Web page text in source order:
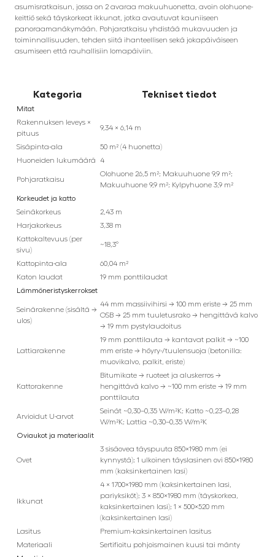
asumisratkaisun, jossa on 2 avaraa makuuhuonetta, avoin olohuone-
keittiö sekä täyskorkeat ikkunat, jotka avautuvat kauniiseen
panoraamanäkymään. Pohjaratkaisu yhdistää mukavuuden ja
toiminnallisuuden, tehden siitä ihanteellisen sekä jokapäiväiseen
asumiseen että rauhallisiin lomapäiviin.
Kategoria Tekniset tiedot
Mitat
Rakennuksen leveys ×
pituus
9,34 × 6,14 m
Sisäpinta-ala
50 m² (4 huonetta)
Huoneiden lukumäärä
4
Pohjaratkaisu
Olohuone 26,5 m²; Makuuhuone 9,9 m²;
Makuuhuone 9,9 m²; Kylpyhuone 3,9 m²
Korkeudet ja katto
Seinäkorkeus
2,43 m
Harjakorkeus
3,38 m
Kattokaltevuus (per
sivu)
~18,3°
Kattopinta-ala
60,04 m²
Katon laudat
19 mm ponttilaudat
Lämmöneristyskerrokset
Seinärakenne (sisältä →
ulos)
44 mm massiivihirsi → 100 mm eriste → 25 mm
OSB → 25 mm tuuletusrako → hengittävä kalvo
→ 19 mm pystylaudoitus
Lattiarakenne
19 mm ponttilauta → kantavat palkit → ~100
mm eriste → höyry-/tuulensuoja (betonilla:
muovikalvo, palkit, eriste)
Kattorakenne
Bitumikate → ruoteet ja aluskerros →
hengittävä kalvo → ~100 mm eriste → 19 mm
ponttilauta
Arvioidut U-arvot
Seinät ~0,30–0,35 W/m²K; Katto ~0,23–0,28
W/m²K; Lattia ~0,30–0,35 W/m²K
Oviaukot ja materiaalit
Ovet
3 sisäovea täyspuuta 850×1980 mm (ei
kynnystä); 1 ulkoinen täyslasinen ovi 850×1980
mm (kaksinkertainen lasi)
Ikkunat
4 × 1700×1980 mm (kaksinkertainen lasi,
pariyksiköt); 3 × 850×1980 mm (täyskorkea,
kaksinkertainen lasi); 1 × 500×520 mm
(kaksinkertainen lasi)
Lasitus
Premium-kaksinkertainen lasitus
Materiaali
Sertifioitu pohjoismainen kuusi tai mänty